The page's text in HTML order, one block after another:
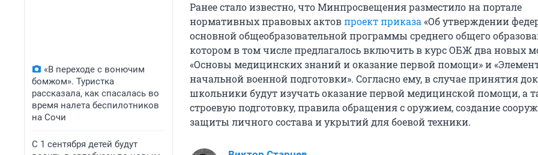
«В переходе с вонючим
бомжом». Туристка
рассказала, как спасалась во
время налета беспилотников
на Сочи
С 1 сентября детей будут
Ранее стало известно, что Минпросвещения разместило на портале
нормативных правовых актовпроект приказа «Об утверждении
основной общеобразовательной программы среднего общего
котором в том числе предлагалось включить в курс ОБЖ два новых
«Основы медицинских знаний и оказание первой помощи» и
начальной военной подготовки». Согласно ему, в случае принятия
школьники будут изучать оказание первой медицинской помощи, а
строевую подготовку, правила обращения с оружием, создание
защиты личного состава и укрытий для боевой техники.